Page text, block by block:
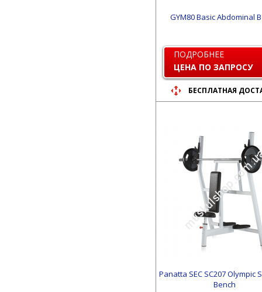
GYM80 Basic Abdominal
ПОДРОБНЕЕ
ЦЕНА ПО ЗАПРОСУ
БЕСПЛАТНАЯ
Panatta SEC SC207 Olympic
Bench